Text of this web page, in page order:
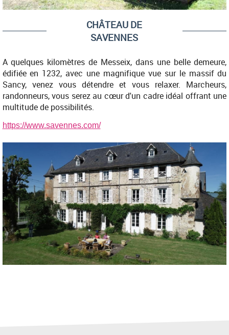
CHÂTEAU DE
SAVENNES
A quelques kilomètres de Messeix, dans une belle demeure,
édifiée en 1232, avec une magnifique vue sur le massif du
Sancy, venez vous détendre et vous relaxer. Marcheurs,
randonneurs, vous serez au cœur d'un cadre idéal offrant une
multitude de possibilités.
https://www.savennes.com/